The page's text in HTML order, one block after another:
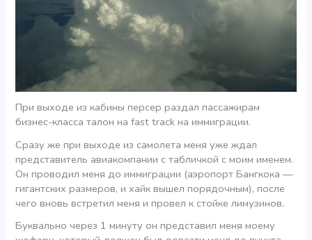
При выходе из кабины персер раздал пассажирам
бизнес-класса талон на fast track на иммиграции.
Сразу же при выходе из самолета меня уже ждал
представитель авиакомпании с табличкой с моим именем.
Он проводил меня до иммиграции (аэропорт Бангкока —
гигантских размеров, и хайк вышел порядочным), после
чего вновь встретил меня и провел к стойке лимузинов.
Буквально через 1 минуту он представил меня моему